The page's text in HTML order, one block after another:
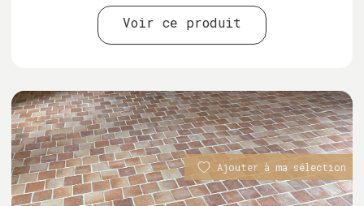
Voir ce produit
Ajouter à ma sélection